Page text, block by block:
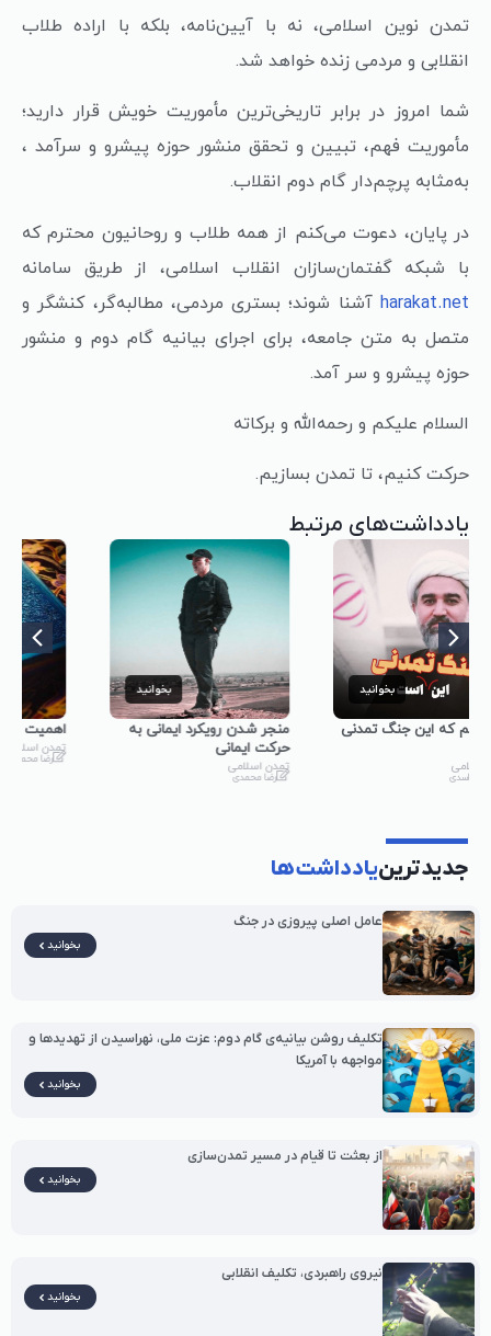
تمدن نوین اسلامی، نه با آیین‌نامه، بلکه با اراده طلاب
انقلابی و مردمی زنده خواهد شد.
شما امروز در برابر تاریخی‌ترین مأموریت خویش قرار دارید؛
مأموریت فهم، تبیین و تحقق منشور حوزه پیشرو و سرآمد ،
به‌مثابه پرچم‌دار گام دوم انقلاب.
در پایان، دعوت می‌کنم از همه طلاب و روحانیون محترم که
با شبکه گفتمان‌سازان انقلاب اسلامی، از طریق سامانه
harakat.net آشنا شوند؛ بستری مردمی، مطالبه‌گر، کنشگر و
متصل به متن جامعه، برای اجرای بیانیه گام دوم و منشور
حوزه پیشرو و سر آمد.
السلام علیکم و رحمه‌الله و برکاته
حرکت کنیم، تا تمدن بسازیم.
یادداشت‌های مرتبط
منجر شدن رویکرد ایمانی به
اهمیت رویکرد ایمانی در قرآن
تمدن اسلامی
جدیدترینیادداشت‌ها
عامل اصلی پیروزی در جنگ
بخوانید
تکلیف روشن بیانیه‌ی گام دوم: عزت ملی، نهراسیدن از تهدیدها و
مواجهه با آمریکا
بخوانید
از بعثت تا قیام در مسیر تمدن‌سازی
بخوانید
نیروی راهبردی، تکلیف انقلابی
بخوانید